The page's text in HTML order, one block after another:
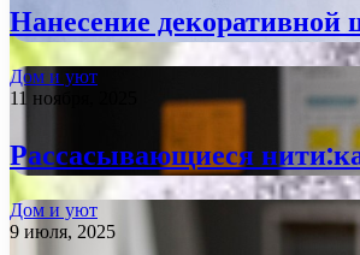
Нанесение декоративной
Дом и уют
11 ноября, 2025
Рассасывающиеся
Дом и уют
9 июля, 2025